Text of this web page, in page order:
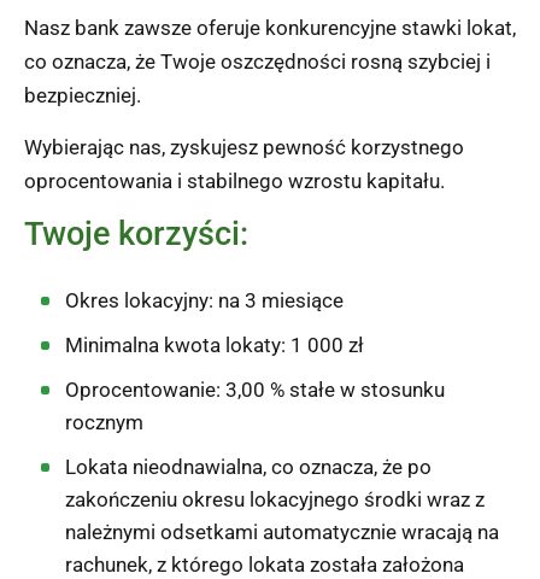
Nasz bank zawsze oferuje konkurencyjne stawki lokat,
co oznacza, że Twoje oszczędności rosną szybciej i
bezpieczniej.
Wybierając nas, zyskujesz pewność korzystnego
oprocentowania i stabilnego wzrostu kapitału.
Twoje korzyści:
Okres lokacyjny: na 3 miesiące
Minimalna kwota lokaty: 1 000 zł
Oprocentowanie: 3,00 % stałe w stosunku
rocznym
Lokata nieodnawialna, co oznacza, że po
zakończeniu okresu lokacyjnego środki wraz z
należnymi odsetkami automatycznie wracają na
rachunek, z którego lokata została założona